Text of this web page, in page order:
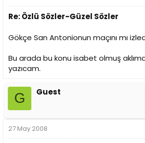
Re: Özlü Sözler-Güzel Sözler
Gökçe San Antonionun maçını mı
Bu arada bu konu isabet olmuş
yazıcam.
G Guest
27 May 2008